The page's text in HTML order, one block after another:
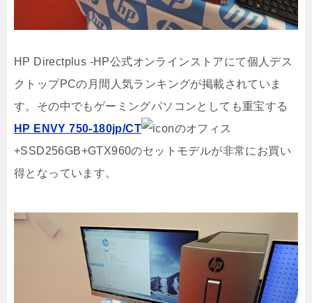
HP Directplus -HP公式オンラインストアにて個人デス
クトップPCの月間人気ランキングが掲載されていま
す。その中でもゲーミングパソコンとしても重宝する
HP ENVY 750-180jp/CT
のオフィス
+SSD256GB+GTX960のセットモデルが非常にお買い
得となっています。